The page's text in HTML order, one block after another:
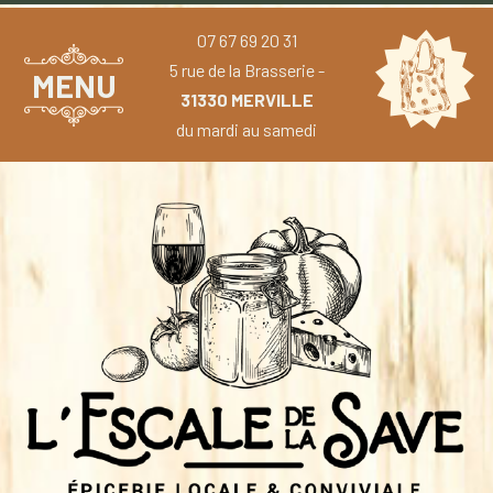
MENU
07 67 69 20 31
5 rue de la Brasserie -
31330 MERVILLE
du mardi au samedi